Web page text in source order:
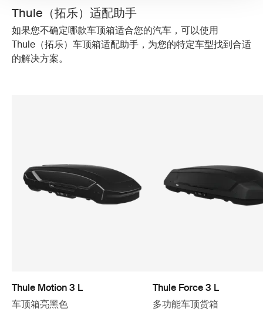
Thule（拓乐）适配助手
如果您不确定哪款车顶箱适合您的汽车，可以使用
Thule（拓乐）车顶箱适配助手，为您的特定车型找到合适
的解决方案。
Thule Motion 3 L
车顶箱亮黑色
Thule Force 3 L
多功能车顶货箱